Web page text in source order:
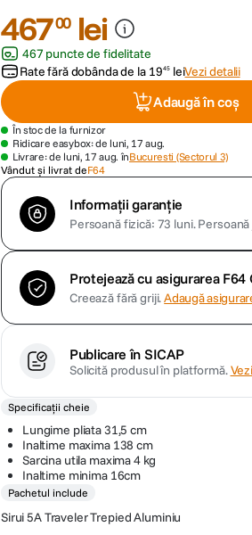
46700 lei
467 puncte de fidelitate
Rate fără dobânda de la 1945 leiVezi detalii
Adaugă în coș
În stoc de la furnizor
Ridicare easybox: de luni, 17 aug.
Livrare: de luni, 17 aug. înBucuresti (Sectorul 3)
Vândut și livrat deF64
Informații garanție
Persoană fizică: 73 luni.
Protejează cu asigurarea F64
Creează fără griji.Adaugă
Publicare în SICAP
Solicită produsul în platformă.
Specificații cheie
Lungime pliata 31,5 cm
Inaltime maxima 138 cm
Sarcina utila maxima 4 kg
Inaltime minima 16cm
Pachetul include
Sirui 5A Traveler Trepied Aluminiu